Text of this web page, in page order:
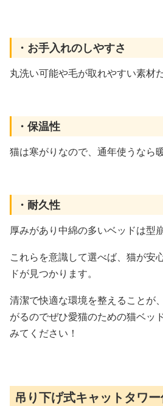
・お手入れのしやすさ
丸洗い可能や毛が取れやすい素材
・保温性
猫は寒がりなので、通年使うなら
・耐久性
厚みがあり中綿の多いベッドは型
これらを意識して選べば、猫が安
ドが見つかります。
清潔で快適な環境を整えることが
がるのでぜひ愛猫のための猫ベッ
みてください！
吊り下げ式キャットタワ